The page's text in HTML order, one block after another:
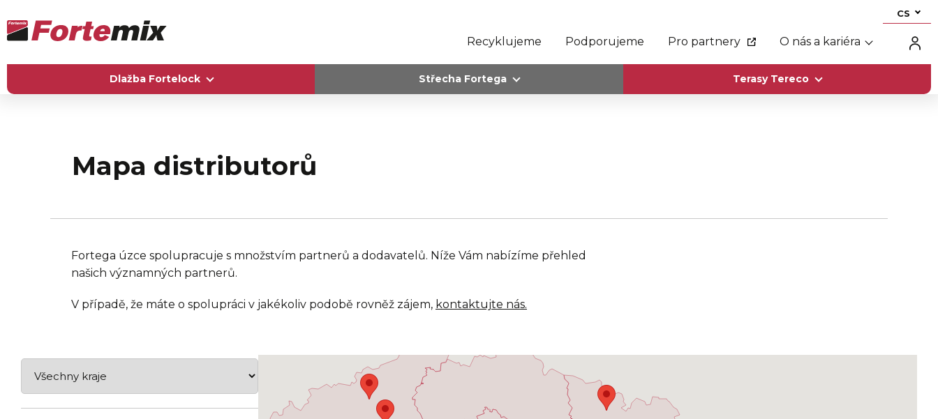
CS
Recyklujeme Podporujeme Pro partnery O nás a kariéra
Dlažba Fortelock Střecha Fortega Terasy Tereco
Mapa distributorů
Fortega úzce spolupracuje s množstvím partnerů a dodavatelů. Níže Vám nabízíme přehled
našich významných partnerů.
V případě, že máte o spolupráci v jakékoliv podobě rovněž zájem, kontaktujte nás.